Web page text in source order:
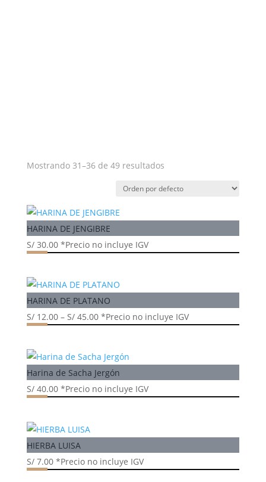
Mostrando 31–36 de 49 resultados
HARINA DE JENGIBRE
S/30.00 *Precio no incluye IGV
HARINA DE PLATANO
S/12.00– S/45.00 *Precio no incluye IGV
Harina de Sacha Jergón
S/40.00 *Precio no incluye IGV
HIERBA LUISA
S/7.00 *Precio no incluye IGV